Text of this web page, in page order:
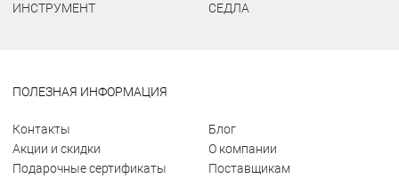
ИНСТРУМЕНТ
СЕДЛА
ПОЛЕЗНАЯ ИНФОРМАЦИЯ
Контакты
Акции и скидки
Подарочные сертификаты
Блог
О компании
Поставщикам